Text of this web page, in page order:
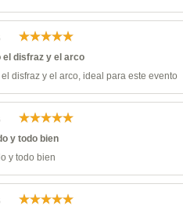
el disfraz y el arco
disfraz y el arco, ideal para este evento
y todo bien
y todo bien